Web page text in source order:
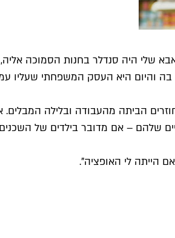
מנוהלת על ידינו. אבא שלי היה סנדלר
והיום היא העסק המשפחתי שעליו
הביתה מהעבודה ובלילה
הייתה לי האופציה".